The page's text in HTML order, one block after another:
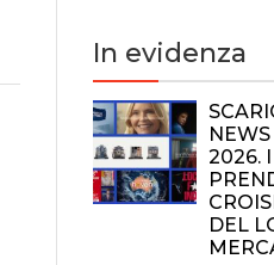
In evidenza
2026.
DEL